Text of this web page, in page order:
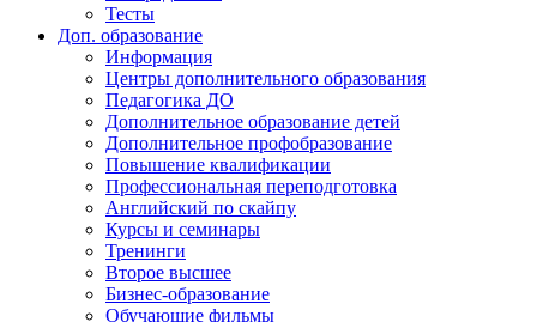
Тесты
Доп. образование
Информация
Центры дополнительного образования
Педагогика ДО
Дополнительное образование детей
Дополнительное профобразование
Повышение квалификации
Профессиональная переподготовка
Английский по скайпу
Курсы и семинары
Тренинги
Второе высшее
Бизнес-образование
Обучающие фильмы